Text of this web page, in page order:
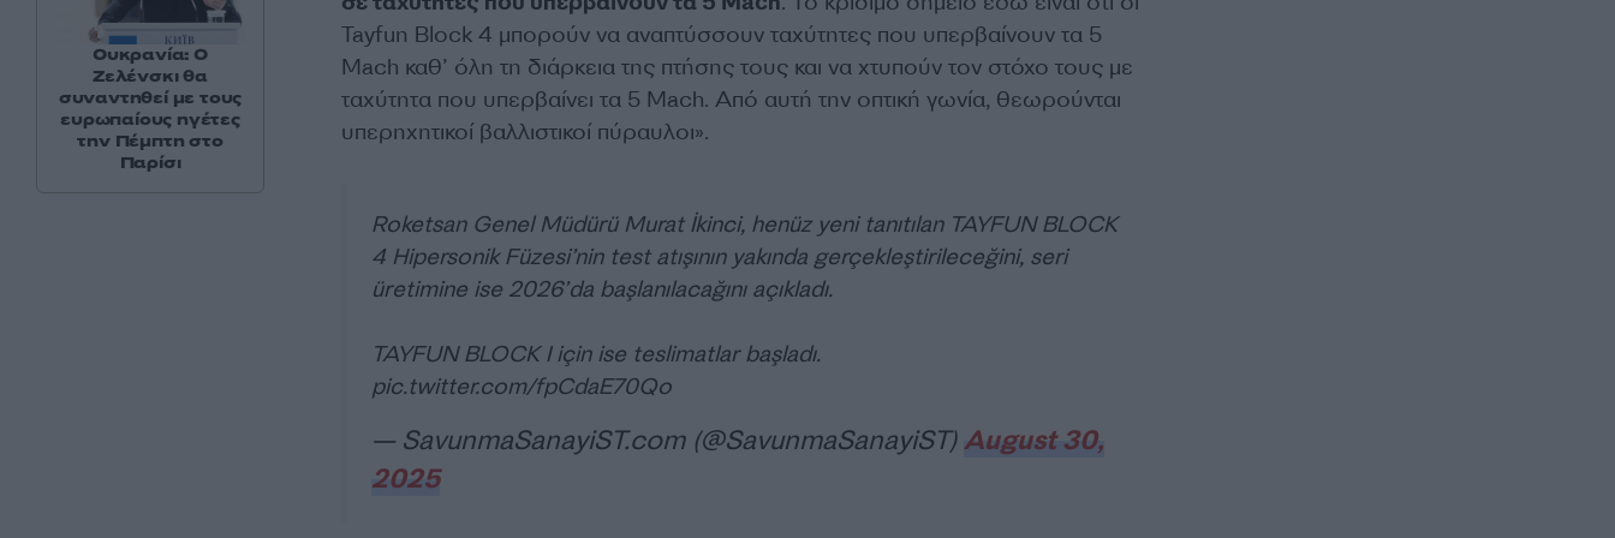
Tayfun Block 4 μπορούν να αναπτύσσουν ταχύτητες που υπερβαίνουν τα 5
Mach καθ’ όλη τη διάρκεια της πτήσης τους και να χτυπούν τον στόχο τους με
ταχύτητα που υπερβαίνει τα 5 Mach. Από αυτή την οπτική γωνία, θεωρούνται
υπερηχητικοί βαλλιστικοί πύραυλοι».
Roketsan Genel Müdürü Murat İkinci, henüz yeni tanıtılan TAYFUN BLOCK
4 Hipersonik Füzesi’nin test atışının yakında gerçekleştirileceğini, seri
üretimine ise 2026’da başlanılacağını açıkladı.
TAYFUN BLOCK I için ise teslimatlar başladı.
pic.twitter.com/fpCdaE70Qo
— SavunmaSanayiST.com (@SavunmaSanayiST)August 30,
2025
Ουκρανία: Ο
Ζελένσκι θα
συναντηθεί με τους
ευρωπαίους ηγέτες
την Πέμπτη στο
Παρίσι